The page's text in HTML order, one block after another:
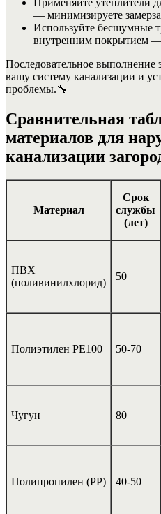
— минимизируете
Используйте бесшумные
внутренним покрытием
Последовательное выполнение
вашу систему канализации и
проблемы.🔧
Сравнительная
материалов для
канализации
Материал
Срок
службы
(лет)
ПВХ
(поливинилхлорид)
50
Полиэтилен PE100 50-70
Чугун 80
Полипропилен (PP) 40-50